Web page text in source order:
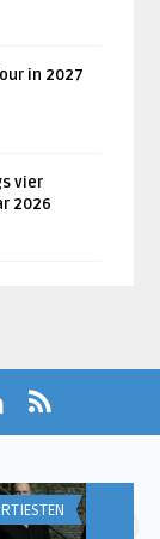
in 2027
vier
2026